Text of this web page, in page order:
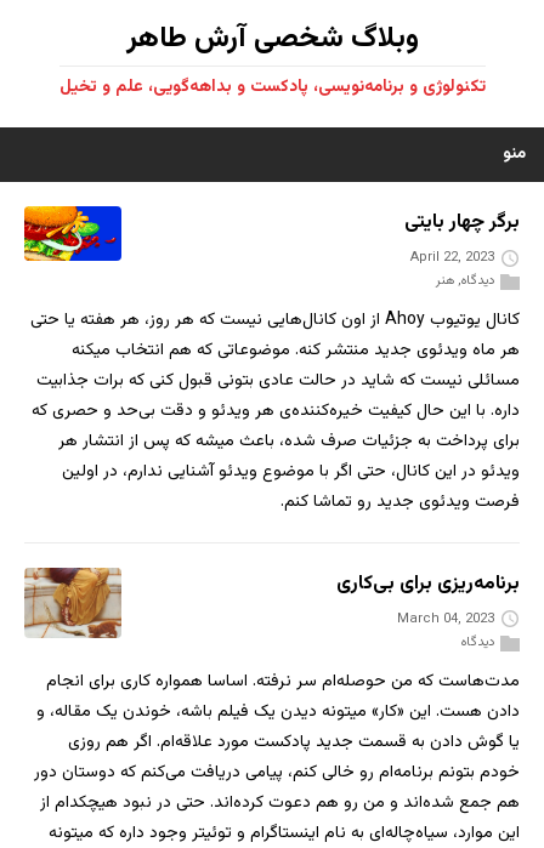
وبلاگ شخصی آرش طاهر
تکنولوژی و برنامه‌نویسی، پادکست و بداهه‌گویی، علم و تخیل
منو
برگر چهار بایتی
April 22, 2023
دیدگاه,هنر
کانال یوتیوب Ahoy از اون کانال‌هایی نیست که هر روز، هر هفته یا حتی
هر ماه ویدئوی جدید منتشر کنه. موضوعاتی که هم انتخاب میکنه
مسائلی نیست که شاید در حالت عادی بتونی قبول کنی که برات جذابیت
داره. با این حال کیفیت خیره‌کننده‌ی هر ویدئو و دقت بی‌حد و حصری که
برای پرداخت به جزئیات صرف شده، باعث میشه که پس از انتشار هر
ویدئو در این کانال، حتی اگر با موضوع ویدئو آشنایی ندارم، در اولین
فرصت ویدئوی جدید رو تماشا کنم.
برنامه‌ریزی برای بی‌کاری
March 04, 2023
دیدگاه
مدت‌هاست که من حوصله‌ام سر نرفته. اساسا همواره کاری برای انجام
دادن هست. این «کار» میتونه دیدن یک فیلم باشه، خوندن یک مقاله، و
یا گوش دادن به قسمت جدید پادکست مورد علاقه‌ام. اگر هم روزی
خودم بتونم برنامه‌ام رو خالی کنم، پیامی دریافت می‌کنم که دوستان دور
هم جمع شده‌اند و من رو هم دعوت کرده‌اند. حتی در نبود هیچکدام از
این موارد، سیاه‌چاله‌ای به نام اینستاگرام و توئیتر وجود داره که میتونه